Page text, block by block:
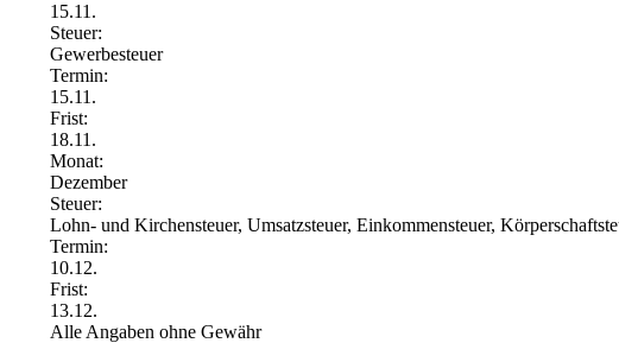
15.11.
Steuer:
Gewerbesteuer
Termin:
15.11.
Frist:
18.11.
Monat:
Dezember
Steuer:
Lohn- und Kirchensteuer, Umsatzsteuer, Einkommensteuer,
Termin:
10.12.
Frist:
13.12.
Alle Angaben ohne Gewähr